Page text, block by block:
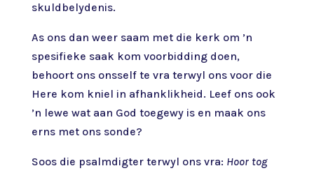
skuldbelydenis.
As ons dan weer saam met die kerk om ’n
spesifieke saak kom voorbidding doen,
behoort ons onsself te vra terwyl ons voor die
Here kom kniel in afhanklikheid. Leef ons ook
’n lewe wat aan God toegewy is en maak ons
erns met ons sonde?
Soos die psalmdigter terwyl ons vra: Hoor tog